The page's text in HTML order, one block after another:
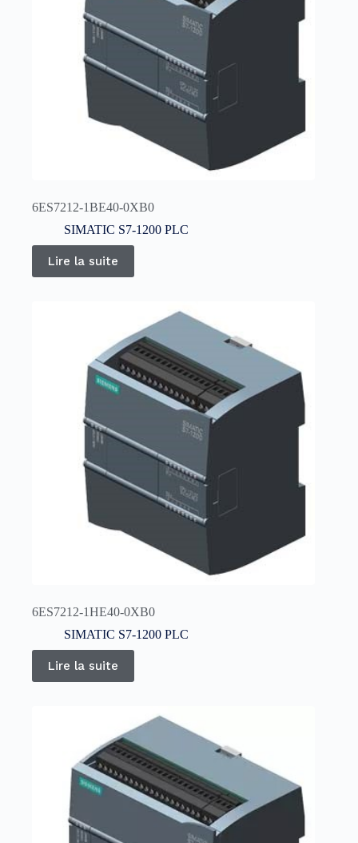
6ES7212-1BE40-0XB0
SIMATIC S7-1200 PLC
Lire la suite
6ES7212-1HE40-0XB0
SIMATIC S7-1200 PLC
Lire la suite